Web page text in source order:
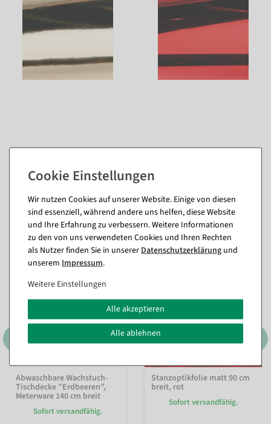
Passende Artikel zu diesem Produkt
(8)
Abwaschbare Wachstuch-
Tischdecke "Erdbeeren",
Meterware 140 cm breit
Sofort versandfähig.
Stanzoptikfolie matt 90 cm
breit, rot
Sofort versandfähig.
Wir nutzen Cookies auf unserer Website. Einige von diesen
sind essenziell, während andere uns helfen, diese Website
und Ihre Erfahrung zu verbessern. Weitere Informationen
zu den von uns verwendeten Cookies und Ihren Rechten
als Nutzer finden Sie in unsererDaten­schutz­erklärung und
unserem Impressum.
Weitere Einstellungen
Alle akzeptieren
Alle ablehnen